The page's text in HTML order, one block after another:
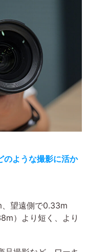
ような撮影に活か
望遠側で0.33m
）より短く、より